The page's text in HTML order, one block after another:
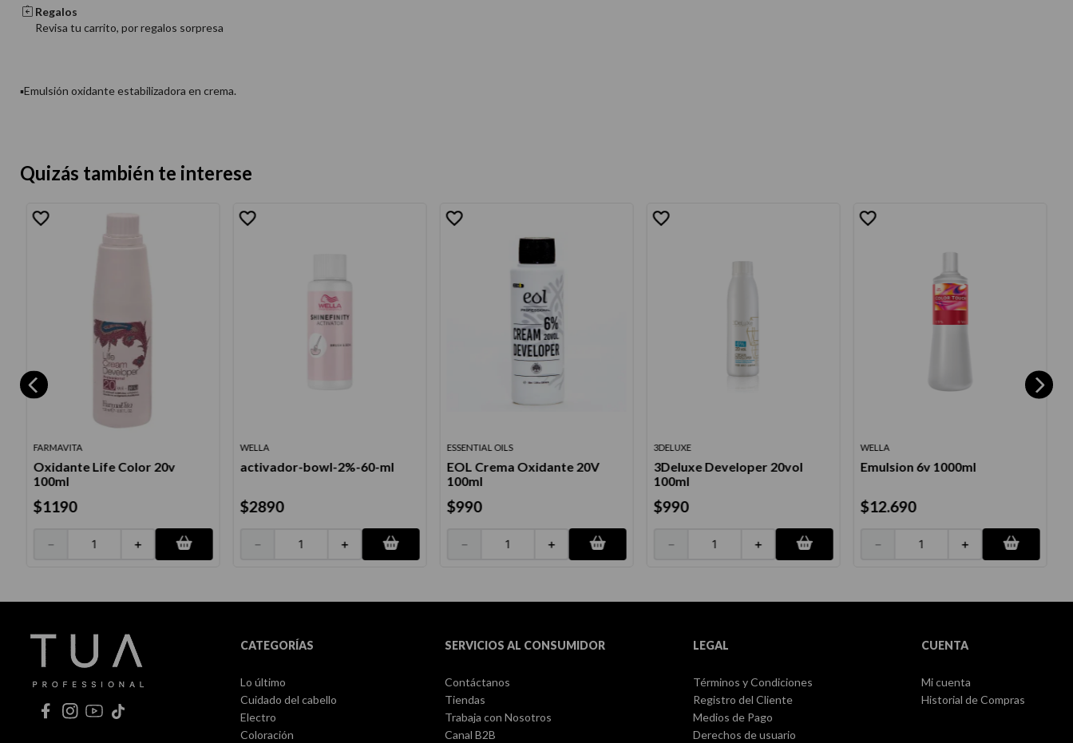
Regalos
Revisa tu carrito, por regalos sorpresa
▪Emulsión oxidante estabilizadora en crema.
Quizás también te interese
FARMAVITA
Oxidante Life Color 20v
100ml
$1190
＋
－
WELLA
activador-bowl-2%-60-ml
$2890
＋
－
ESSENTIAL OILS
EOL Crema Oxidante 20V
100ml
$990
＋
－
3DELUXE
3Deluxe Developer 20vol
100ml
$990
＋
－
WELLA
Emulsion 6v 1000ml
$12.690
＋
－
CATEGORÍAS
Lo último
Cuidado del cabello
Electro
Coloración
SERVICIOS AL CONSUMIDOR
Contáctanos
Tiendas
Trabaja con Nosotros
Canal B2B
LEGAL
Términos y Condiciones
Registro del Cliente
Medios de Pago
Derechos de usuario
CUENTA
Mi cuenta
Historial de Compras